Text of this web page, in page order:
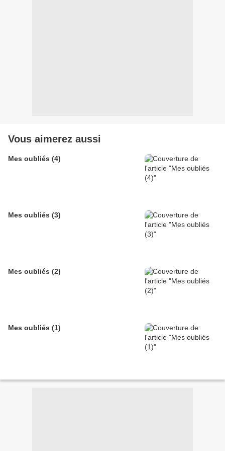
Vous aimerez aussi
Mes oubliés (4)
Mes oubliés (3)
Mes oubliés (2)
Mes oubliés (1)